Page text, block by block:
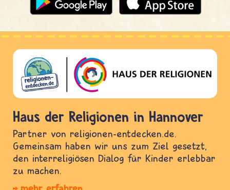
Haus der Religionen in Hannover
Partner von religionen-entdecken.de.
Gemeinsam haben wir uns zum Ziel gesetzt,
den interreligiösen Dialog für Kinder erlebbar
zu machen.